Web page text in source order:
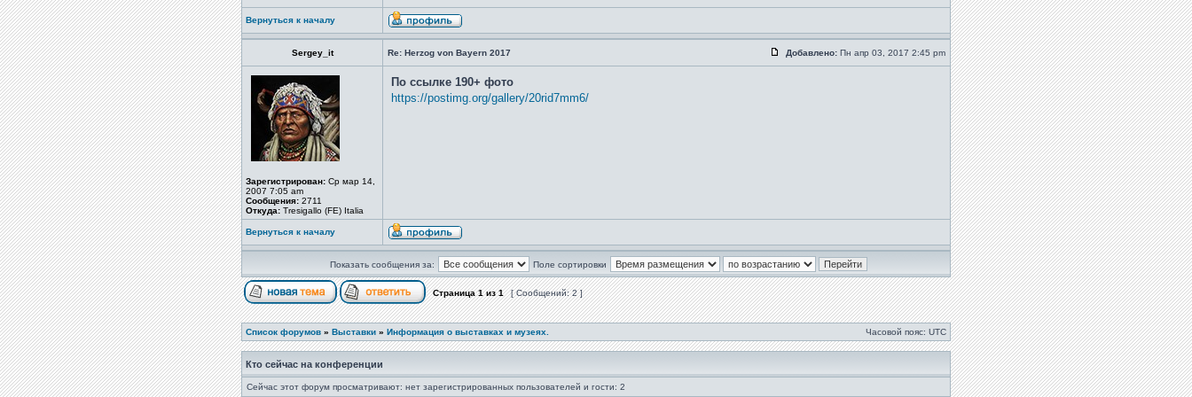
Вернуться к началу
Sergey_it Re: Herzog von Bayern 2017 Добавлено: Пн апр 03, 2017 2:45 pm
Зарегистрирован: Ср мар 14,
2007 7:05 am
Сообщения: 2711
Откуда: Tresigallo (FE) Italia
По ссылке 190+ фото
https://postimg.org/gallery/20rid7mm6/
Вернуться к началу
Показать сообщения за: Поле сортировки
Страница1из1 [ Сообщений: 2 ]
Список форумов » Выставки » Информация о выставках и музеях. Часовой пояс: UTC
Кто сейчас на конференции
Сейчас этот форум просматривают: нет зарегистрированных пользователей и гости: 2